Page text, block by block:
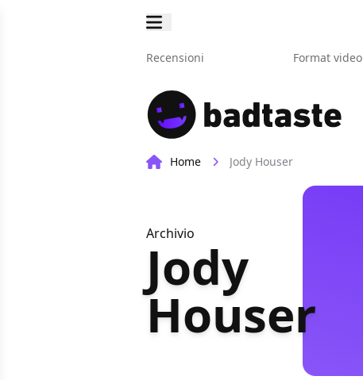
Recensioni Format video
Home Jody Houser
Archivio
Jody
Houser